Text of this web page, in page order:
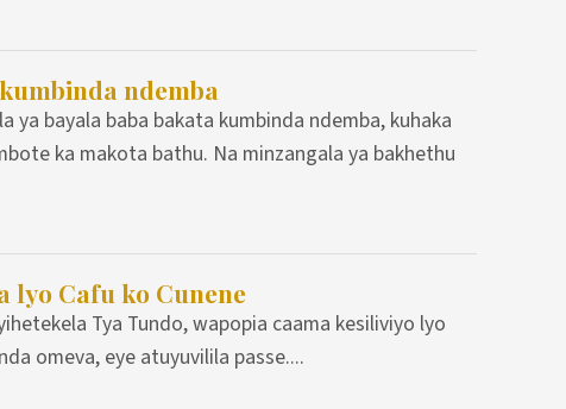
ndemba
ya bayala baba bakata kumbinda ndemba, kuhaka
ka makota bathu. Na minzangala ya bakhethu
lyo Cafu ko Cunene
Tya Tundo, wapopia caama kesiliviyo lyo
omeva, eye atuyuvilila passe....